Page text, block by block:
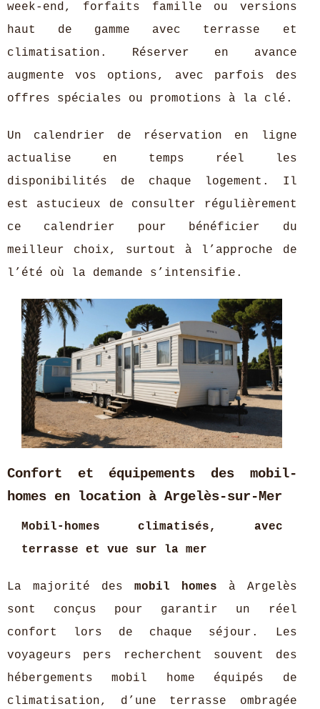
week-end, forfaits famille ou versions
haut de gamme avec terrasse et
climatisation. Réserver en avance
augmente vos options, avec parfois des
offres spéciales ou promotions à la clé.
Un calendrier de réservation en ligne
actualise en temps réel les
disponibilités de chaque logement. Il
est astucieux de consulter régulièrement
ce calendrier pour bénéficier du
meilleur choix, surtout à l’approche de
l’été où la demande s’intensifie.
Confort et équipements des mobil-
homes en location à Argelès-sur-Mer
Mobil-homes climatisés, avec
terrasse et vue sur la mer
La majorité des mobil homes à Argelès
sont conçus pour garantir un réel
confort lors de chaque séjour. Les
voyageurs pers recherchent souvent des
hébergements mobil home équipés de
climatisation, d’une terrasse ombragée